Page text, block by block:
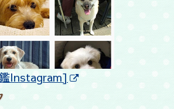
Instagram]